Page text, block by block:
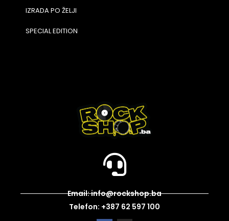
IZRADA PO ŽELJI
SPECIAL EDITION
Email: info@rockshop.ba
Telefon: +387 62 597 100